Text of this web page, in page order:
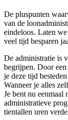
De pluspunten
van de
eindeloos. Laten
veel tijd besparen
De administratie is
begrijpen. Door
je deze tijd
Wanneer je alles
Je bent nu eenmaal
administratieve
tientallen uren